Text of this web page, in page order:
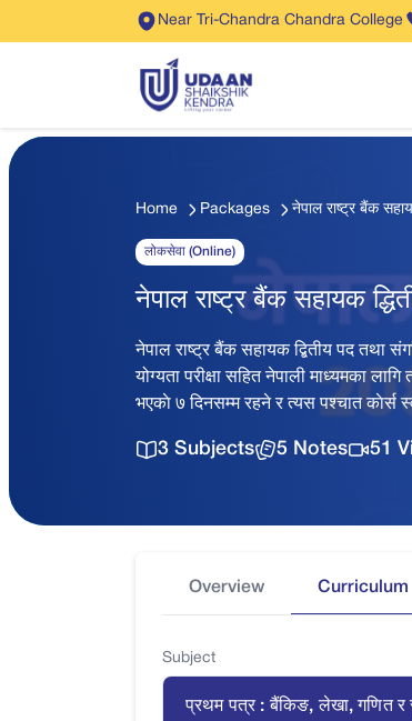
Near Tri-Chandra Chandra College
Home Packages नेपाल राष्ट्र बैंक
लोकसेवा (Online)
नेपाल राष्ट्र बैंक सहायक
नेपाल राष्ट्र बैंक सहायक द्बितीय पद तथा
योग्यता परीक्षा सहित नेपाली माध्यमका
भएकाे ७ दिनसम्म रहने र त्यस पश्चात काेर्स
3 Subjects 5 Notes 51
Overview Curriculum
Subject
प्रथम पत्र : बैंकिङ, लेखा, गणित